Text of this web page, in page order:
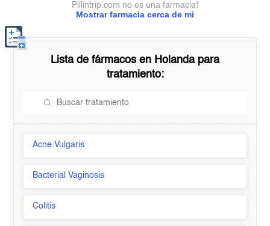
Mostrar farmacia cerca de mi
Pillintrip.com no es una farmacia!
Lista de fármacos en Holandapara
tratamiento:
Acne Vulgaris
Bacterial Vaginosis
Colitis